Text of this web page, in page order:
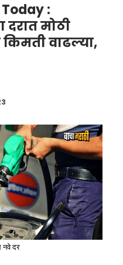
:
दरात मोठी
वाढल्या,
नवे दर